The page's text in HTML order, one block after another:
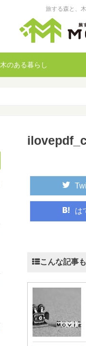
旅する森と、
木のある暮らし
は
こんな記事